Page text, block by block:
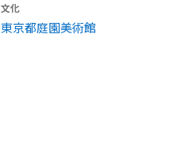
文化
東京都庭園美術館